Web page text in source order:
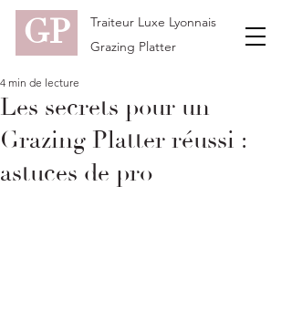
GP
Traiteur Luxe Lyonnais
Grazing Platter
Les secrets pour un
Grazing Platter réussi :
astuces de pro
4 min de lecture